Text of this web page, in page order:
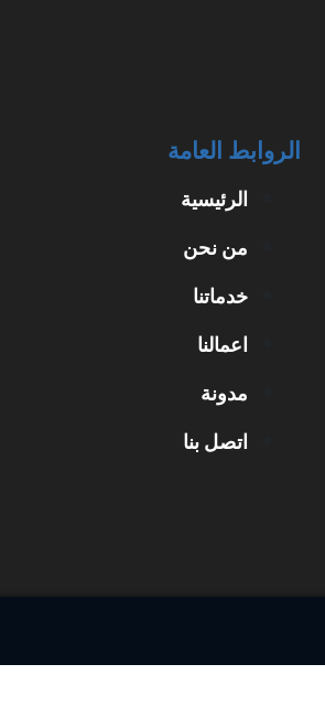
الروابط العامة
الرئيسية
من نحن
خدماتنا
اعمالنا
مدونة
اتصل بنا